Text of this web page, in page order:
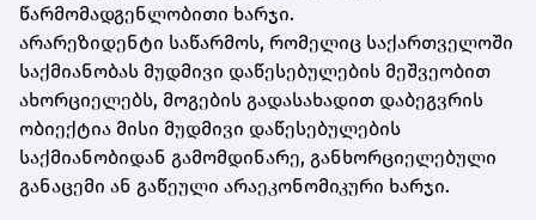
წარმომადგენლობითი ხარჯი.
არარეზიდენტი საწარმოს, რომელიც საქართველოში
საქმიანობას მუდმივი დაწესებულების მეშვეობით
ახორციელებს, მოგების გადასახადით დაბეგვრის
ობიექტია მისი მუდმივი დაწესებულების
საქმიანობიდან გამომდინარე, განხორციელებული
განაცემი ან გაწეული არაეკონომიკური ხარჯი.